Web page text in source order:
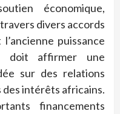
économique,
divers accords
puissance
doit affirmer une
sur des relations
intérêts africains.
financements